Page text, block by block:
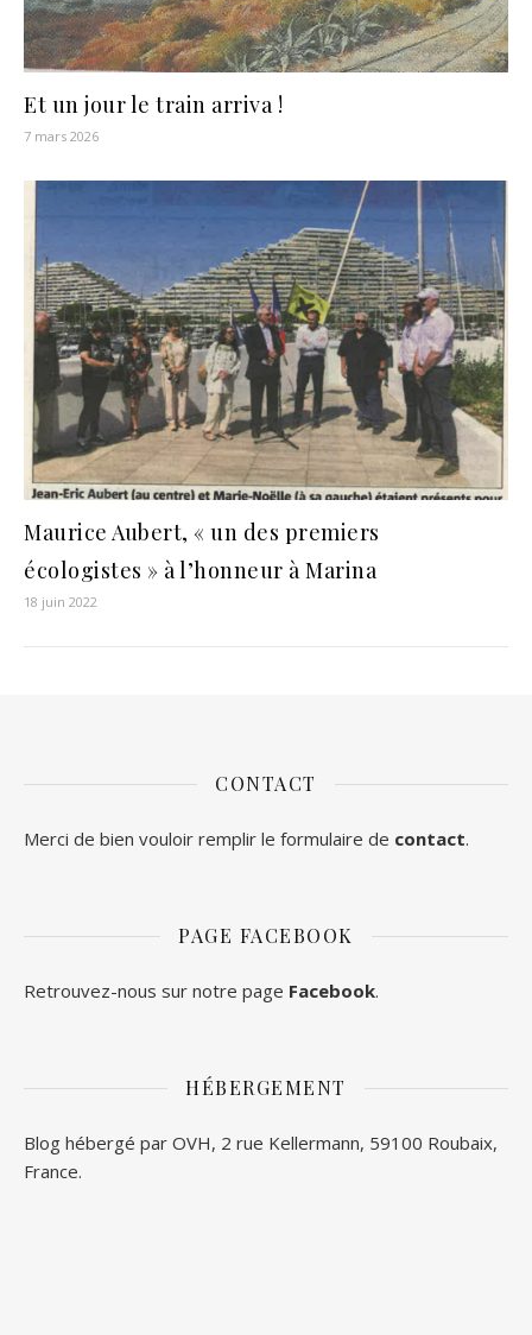
Et un jour le train arriva !
7 mars 2026
Maurice Aubert, « un des premiers
écologistes » à l’honneur à Marina
18 juin 2022
CONTACT
Merci de bien vouloir remplir le formulaire de contact.
PAGE FACEBOOK
Retrouvez-nous sur notre page Facebook.
HÉBERGEMENT
Blog hébergé par OVH, 2 rue Kellermann, 59100 Roubaix,
France.